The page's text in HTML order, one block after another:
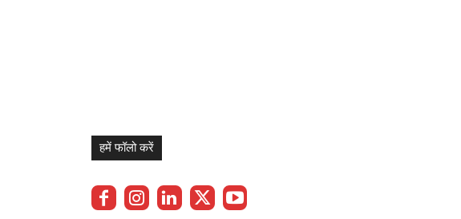
हमें फॉलो करें